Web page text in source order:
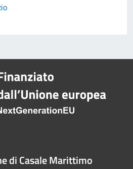
di Casale Marittimo